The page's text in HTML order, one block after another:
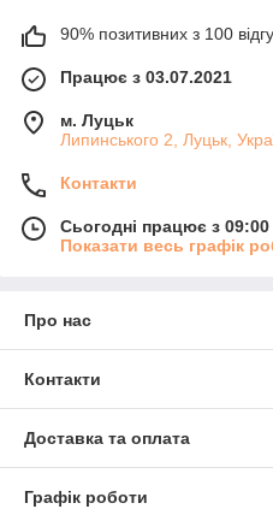
90% позитивних з 100
Працює з 03.07.2021
м. Луцьк
Липинського 2, Луцьк,
Контакти
Сьогодні працює з
Показати весь графік
Про нас
Контакти
Доставка та оплата
Графік роботи